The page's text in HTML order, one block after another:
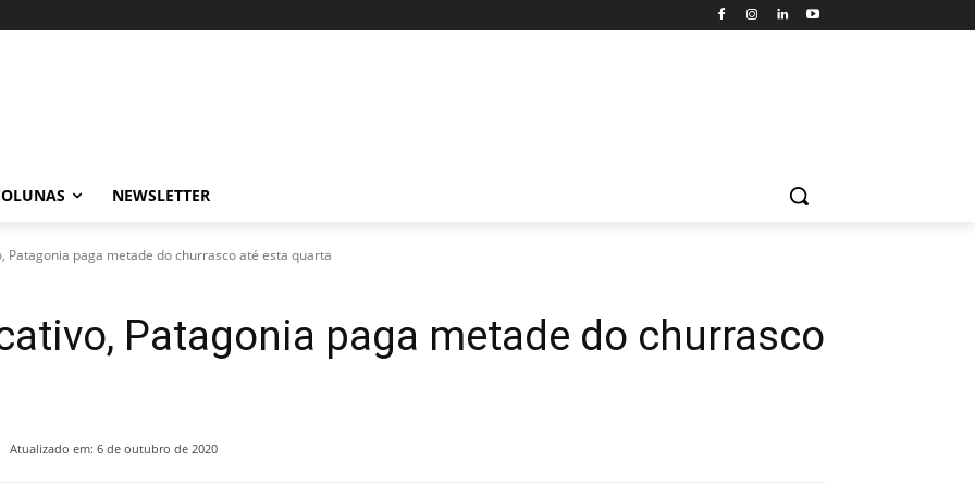
NEWSLETTER
Patagonia paga metade do churrasco até esta quarta
Patagonia paga metade do churrasco
Atualizado em: 6 de outubro de 2020